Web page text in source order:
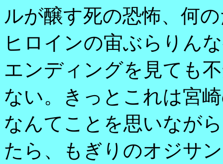
ルが醸す死の恐怖、何
ヒロインの宙ぶらりん
エンディングを見ても
ない。きっとこれは宮
なんてことを思いなが
たら、もぎりのオジサ